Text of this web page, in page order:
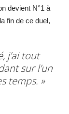
devient N°1 à
fin de ce duel,
j’ai tout
sur l’un
temps. »